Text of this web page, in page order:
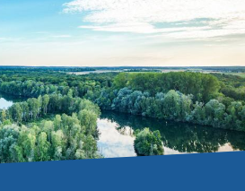
préfectoraux ont été mis en